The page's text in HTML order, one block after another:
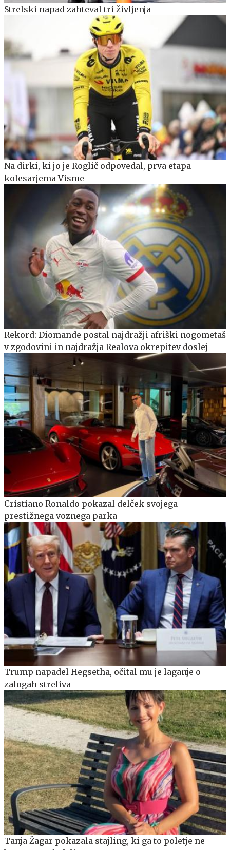
Strelski napad zahteval tri življenja
Na dirki, ki jo je Roglič odpovedal, prva etapa
kolesarjema Visme
Rekord: Diomande postal najdražji afriški nogometaš
v zgodovini in najdražja Realova okrepitev doslej
Cristiano Ronaldo pokazal delček svojega
prestižnega voznega parka
Trump napadel Hegsetha, očital mu je laganje o
zalogah streliva
Tanja Žagar pokazala stajling, ki ga to poletje ne